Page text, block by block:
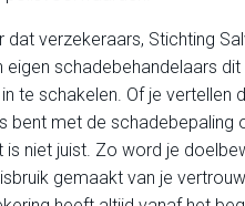
dat verzekeraars, Stichting
eigen schadebehandelaars
te schakelen. Of je vertellen
bent met de schadebepaling
is niet juist. Zo word je
gemaakt van je